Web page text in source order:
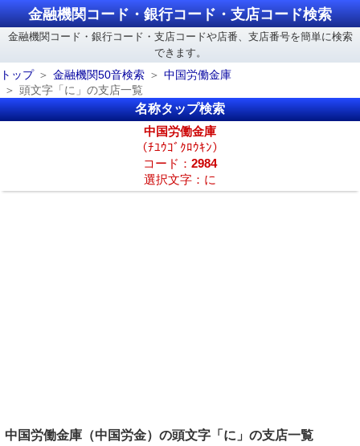
金融機関コード・銀行コード・支店コード検索
金融機関コード・銀行コード・支店コードや店番、支店番号を簡単に検索
できます。
トップ
金融機関50音検索
中国労働金庫
頭文字「に」の支店一覧
名称タップ検索
中国労働金庫
（ﾁﾕｳｺﾞｸﾛｳｷﾝ）
コード： 2984
選択文字：に
中国労働金庫（中国労金）の頭文字「に」の支店一覧